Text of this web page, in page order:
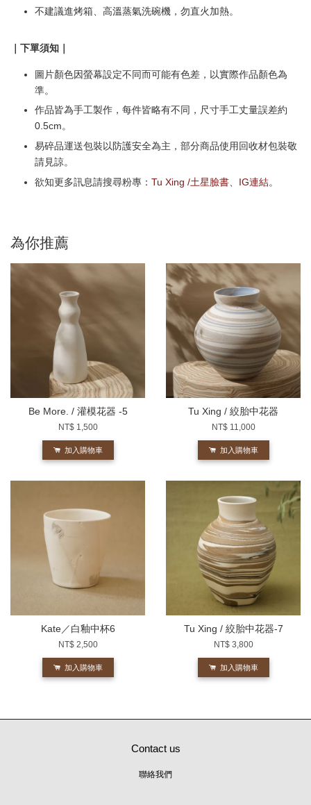
不建議進烤箱、高溫蒸氣洗碗機，勿直火加熱。
｜下單須知｜
圖片顏色因螢幕設定不同而可能有色差，以實際作品顏色為
準。
作品皆為手工製作，每件皆略有不同，尺寸手工丈量誤差約
0.5cm。
易碎品運送包裝以防護安全為主，部分商品使用回收材包裝敬
請見諒。
欲知更多訊息請搜尋粉專： Tu Xing /土星臉書 IG連結。
為你推薦
Be More. / 灌模花器 -5
NT$ 1,500
加入購物車
Tu Xing / 絞胎中花器
NT$ 11,000
加入購物車
Kate／白釉中杯6
NT$ 2,500
加入購物車
Tu Xing / 絞胎中花器-7
NT$ 3,800
加入購物車
Contact us
聯絡我們